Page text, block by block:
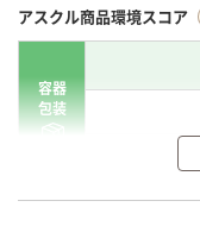
アスクル商品環境スコア
容器
包装